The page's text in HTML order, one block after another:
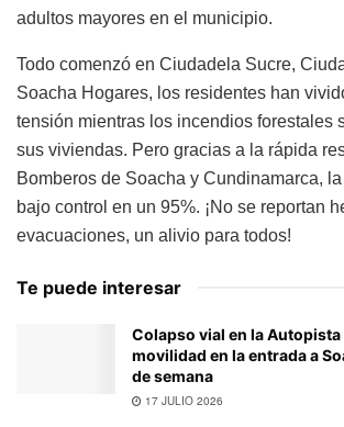
adultos mayores en el municipio.
Todo comenzó en Ciudadela Sucre,
Soacha Hogares, los residentes han
tensión mientras los incendios forestales
sus viviendas. Pero gracias a la rápida
Bomberos de Soacha y Cundinamarca,
bajo control en un 95%. ¡No se reportan
evacuaciones, un alivio para todos!
Te puede interesar
Colapso vial en la
movilidad en la entrada a
de semana
17 JULIO 2026